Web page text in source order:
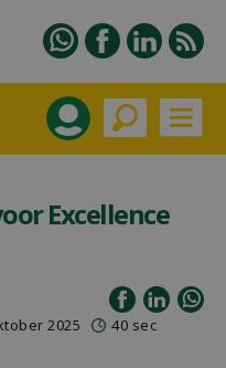
Excellence
2025 40 sec